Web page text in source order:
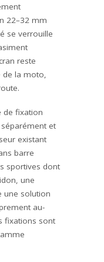
22–32 mm
se verrouille
reste
de la moto,
de fixation
et
existant
barre
sportives dont
une
une solution
au-
fixations sont